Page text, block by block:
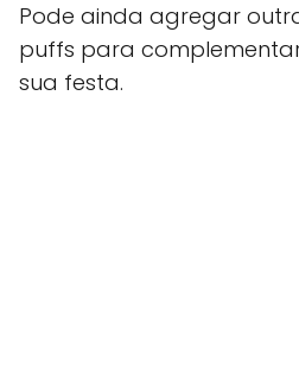
Pode ainda agregar
puffs para
sua festa.